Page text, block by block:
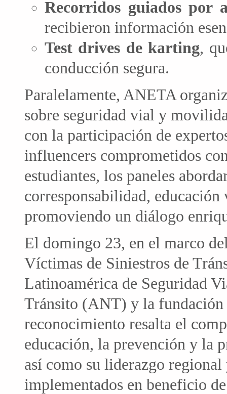
Recorridos guiados por
recibieron información
Test drives de karting,
conducción segura.
Paralelamente, ANETA
sobre seguridad vial y
con la participación de
influencers comprometidos
estudiantes, los paneles
corresponsabilidad,
promoviendo un diálogo
El domingo 23, en el marco
Víctimas de Siniestros de
Latinoamérica de Seguridad
Tránsito (ANT) y la fundación
reconocimiento resalta el
educación, la prevención y la
así como su liderazgo
implementados en beneficio